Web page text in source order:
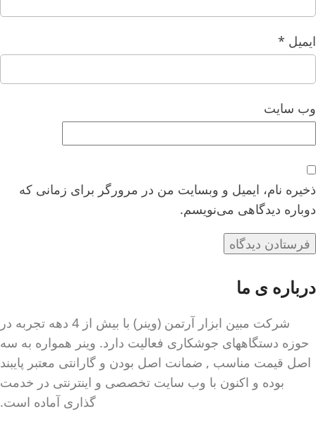
ایمیل *
وب‌ سایت
ذخیره نام، ایمیل و وبسایت من در مرورگر برای زمانی که
دوباره دیدگاهی می‌نویسم.
درباره ی ما
شرکت مبین ابزار آرتمن (وینر) با بیش از 4 دهه تجربه در
حوزه دستگاههای جوشکاری فعالیت دارد. وینر همواره به سه
اصل قیمت مناسب , ضمانت اصل بودن و گارانتی معتبر پایبند
بوده و اکنون با وب سایت تخصصی و اینترنتی در خدمت
گذاری آماده است.